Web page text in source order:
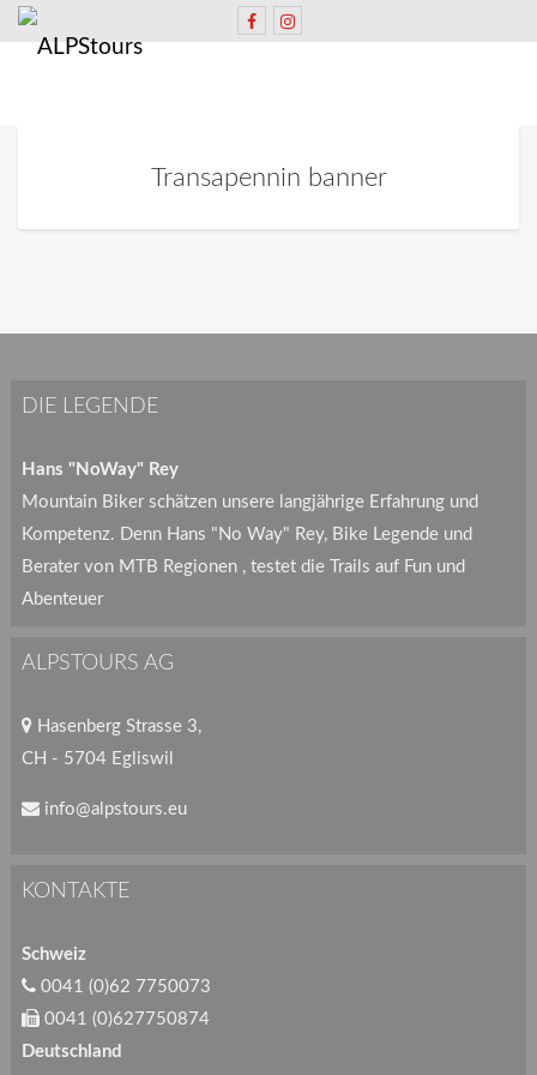
Transapennin banner
DIE LEGENDE
Hans "NoWay" Rey
Mountain Biker schätzen unsere langjährige Erfahrung und
Kompetenz. Denn Hans "No Way" Rey, Bike Legende und
Berater von MTB Regionen , testet die Trails auf Fun und
Abenteuer
ALPSTOURS AG
Hasenberg Strasse 3,
CH - 5704 Egliswil
info@alpstours.eu
KONTAKTE
Schweiz
0041 (0)62 7750073
0041 (0)627750874
Deutschland